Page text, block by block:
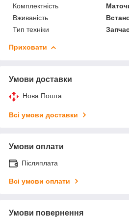
Комплектність
Вживаність
Тип техніки
Приховати
Умови доставки
Нова Пошта
Всі умови доставки
Умови оплати
Післяплата
Всі умови оплати
Умови повернення